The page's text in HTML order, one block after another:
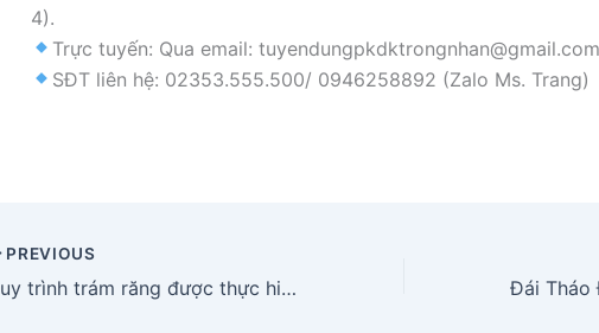
4).
Trực tuyến: Qua email: tuyendungpkdktrongnhan@gmail.com
SĐT liên hệ: 02353.555.500/ 0946258892 (Zalo Ms. Trang)
PREVIOUS
Quy trình trám răng được thực hiện ra sao?